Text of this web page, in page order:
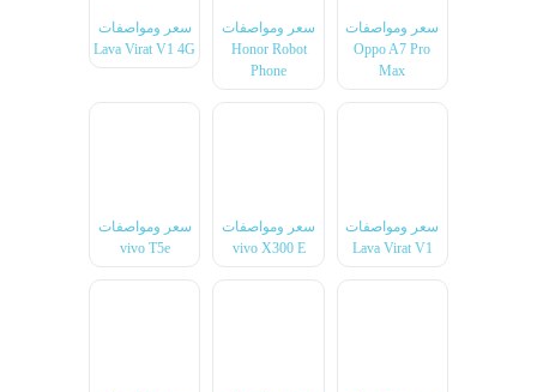
سعر ومواصفات
Oppo A7 Pro
Max
سعر ومواصفات
Honor Robot
Phone
سعر ومواصفات
Lava Virat V1 4G
سعر ومواصفات
Lava Virat V1
سعر ومواصفات
vivo X300 E
سعر ومواصفات
vivo T5e